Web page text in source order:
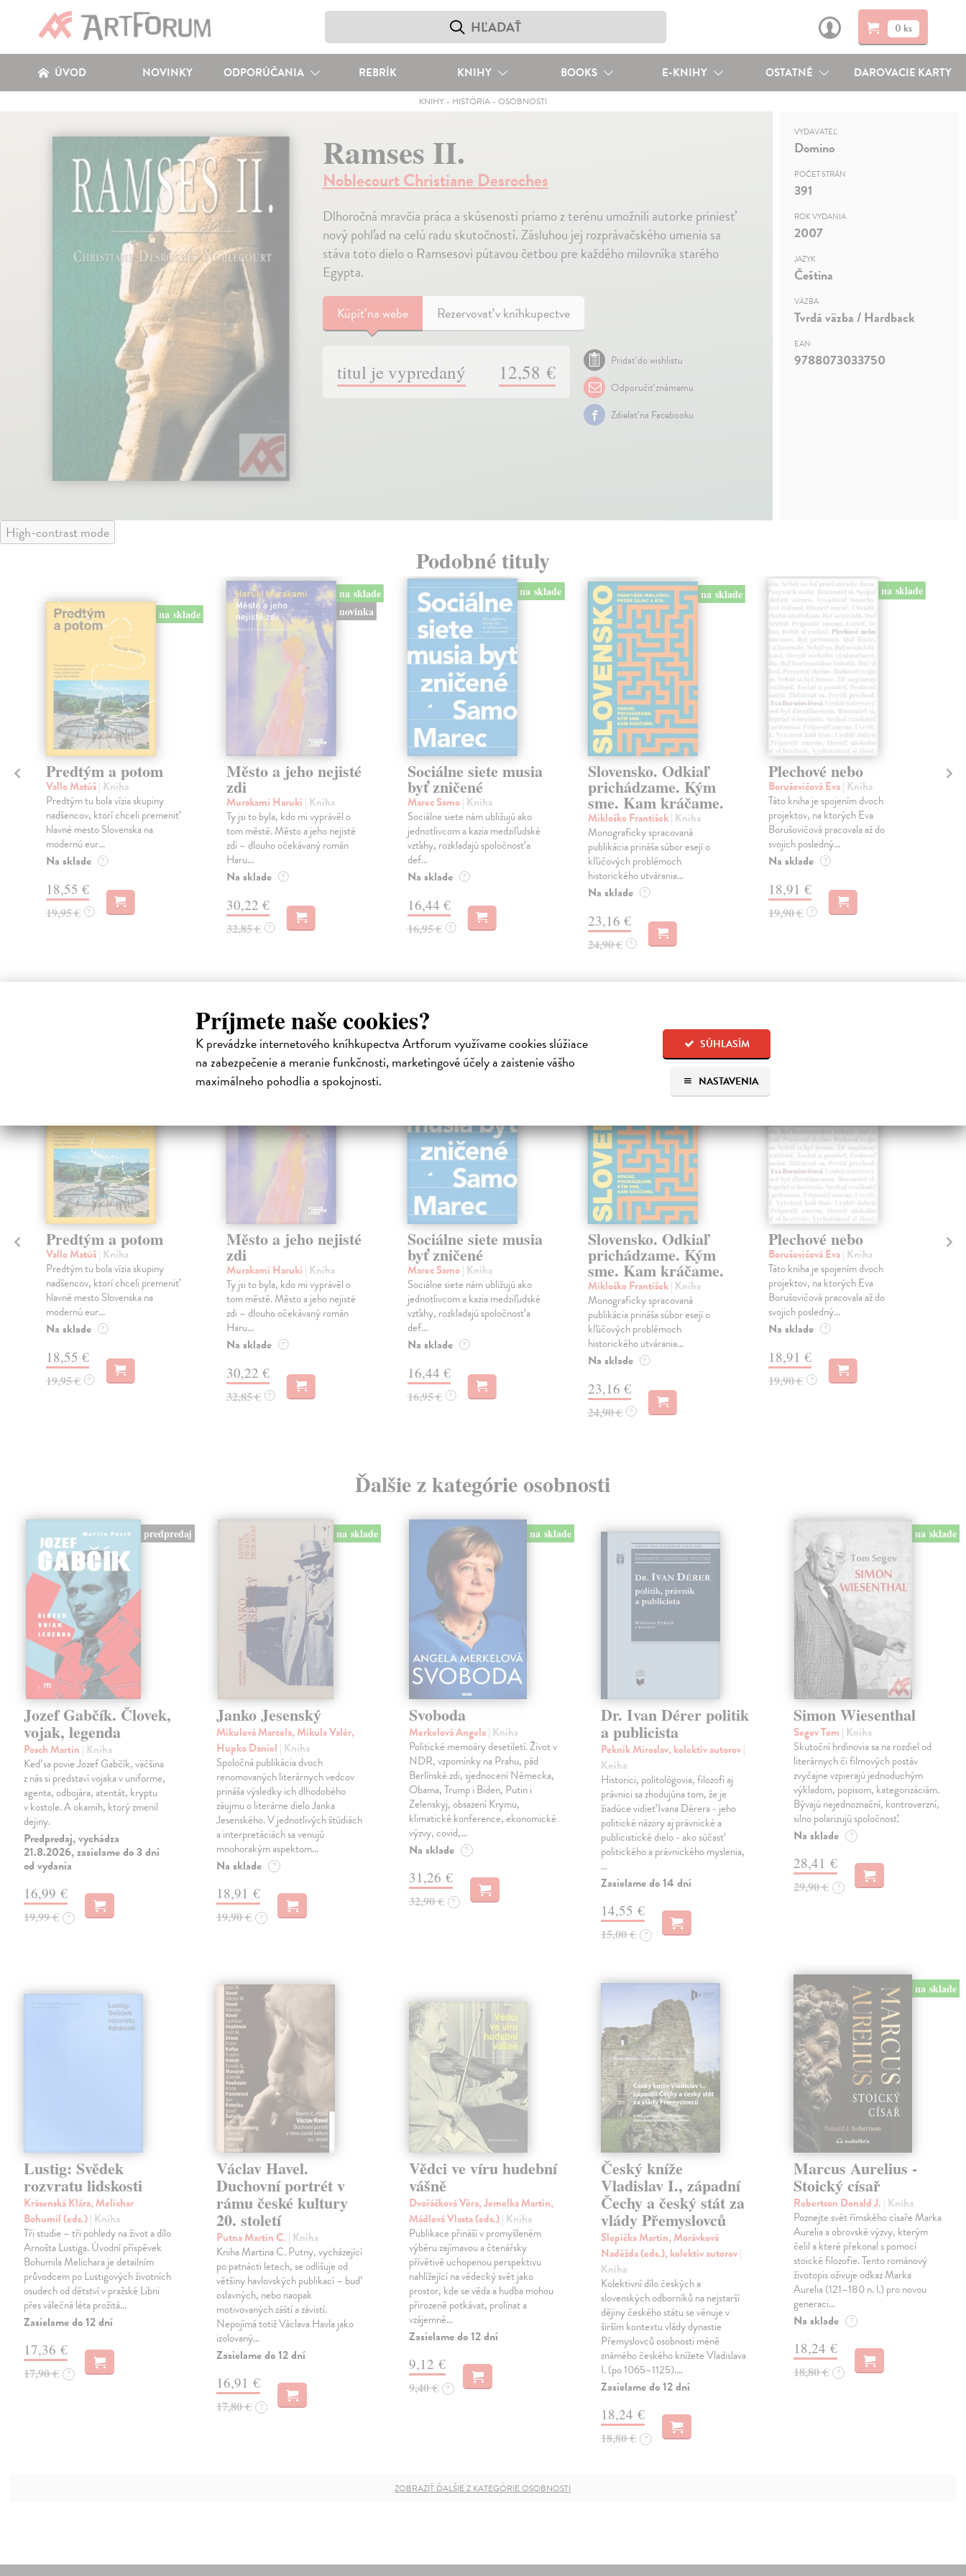
Príjmete naše cookies?
K prevádzke internetového kníhkupectva Artforum využívame cookies slúžiace
na zabezpečenie a meranie funkčnosti, marketingové účely a zaistenie vášho
maximálneho pohodlia a spokojnosti.
SÚHLASÍM
NASTAVENIA
0 ks
ÚVOD NOVINKY ODPORÚČANIA REBRÍK KNIHY BOOKS E-KNIHY OSTATNÉ DAROVACIE KARTY
KNIHY- HISTÓRIA- OSOBNOSTI
Ramses II.
Noblecourt Christiane Desroches
Dlhoročná mravčia práca a skúsenosti priamo z terénu umožnili autorke priniesť
nový pohľad na celú radu skutočností. Zásluhou jej rozprávačského umenia sa
stáva toto dielo o Ramsesovi pútavou četbou pre každého milovníka starého
Egypta.
Kúpiťna webe Rezervovať v kníhkupectve
titul je vypredaný 12,58 €
Pridať do wishlistu
Odporučiť známemu
Zdielať na Facebooku
VYDAVATEĽ
Domino
POČET STRÁN
391
ROK VYDANIA
2007
JAZYK
Čeština
VÄZBA
Tvrdá väzba / Hardback
EAN
9788073033750
High-contrast mode
Podobné tituly
na sklade
Predtým a potom
Vallo Matúš| Kniha
Predtým tu bola vízia skupiny
nadšencov, ktorí chceli premeniť
hlavné mesto Slovenska na
modernú eur...
Na sklade ?
18,55 €
19,95 € ?
na sklade
novinka
Město a jeho nejisté
zdi
Murakami Haruki | Kniha
Ty jsi to byla, kdo mi vyprávěl o
tom městě. Město a jeho nejisté
zdi – dlouho očekávaný román
Haru...
Na sklade ?
30,22 €
32,85 € ?
na sklade
Sociálne siete musia
byť zničené
Marec Samo| Kniha
Sociálne siete nám ubližujú ako
jednotlivcom a kazia medziľudské
vzťahy, rozkladajú spoločnosť a
def...
Na sklade ?
16,44 €
16,95 € ?
na sklade
Slovensko. Odkiaľ
prichádzame. Kým
sme. Kam kráčame.
Mikloško František| Kniha
Monograficky spracovaná
publikácia prináša súbor esejí o
kľúčových problémoch
historického utvárania...
Na sklade ?
23,16 €
24,90 € ?
na sklade
Plechové nebo
Borušovičová Eva| Kniha
Táto kniha je spojením dvoch
projektov, na ktorých Eva
Borušovičová pracovala až do
svojich posledný...
Na sklade ?
18,91 €
19,90 € ?
Čitatelia s podobným vkusom si kúpili aj:
na sklade
Predtým a potom
Vallo Matúš| Kniha
Predtým tu bola vízia skupiny
nadšencov, ktorí chceli premeniť
hlavné mesto Slovenska na
modernú eur...
Na sklade ?
18,55 €
19,95 € ?
na sklade
novinka
Město a jeho nejisté
zdi
Murakami Haruki | Kniha
Ty jsi to byla, kdo mi vyprávěl o
tom městě. Město a jeho nejisté
zdi – dlouho očekávaný román
Haru...
Na sklade ?
30,22 €
32,85 € ?
na sklade
Sociálne siete musia
byť zničené
Marec Samo| Kniha
Sociálne siete nám ubližujú ako
jednotlivcom a kazia medziľudské
vzťahy, rozkladajú spoločnosť a
def...
Na sklade ?
16,44 €
16,95 € ?
na sklade
Slovensko. Odkiaľ
prichádzame. Kým
sme. Kam kráčame.
Mikloško František| Kniha
Monograficky spracovaná
publikácia prináša súbor esejí o
kľúčových problémoch
historického utvárania...
Na sklade ?
23,16 €
24,90 € ?
Plechové nebo
Borušovičová Eva| Kniha
Táto kniha je spojením dvoch
projektov, na ktorých Eva
Borušovičová pracovala až do
svojich posledný...
Na sklade ?
18,91 €
19,90 € ?
Ďalšie z kategórie osobnosti
predpredaj
Jozef Gabčík. Človek,
vojak, legenda
Posch Martin | Kniha
Keď sa povie Jozef Gabčík, väčšina
z nás si predstaví vojaka v uniforme,
agenta, odbojára, atentát, kryptu
v kostole. A okamih, ktorý zmenil
dejiny.
Predpredaj, vychádza
21.8.2026, zasielame do 3 dní
od vydania
16,99 €
19,99 € ?
na sklade
Janko Jesenský
Mikulová Marcela, Mikula Valér,
Hupko Daniel | Kniha
Spoločná publikácia dvoch
renomovaných literárnych vedcov
prináša výsledky ich dlhodobého
záujmu o literárne dielo Janka
Jesenského. V jednotlivých štúdiách
a interpretáciách sa venujú
mnohorakým aspektom…
Na sklade ?
18,91 €
19,90 € ?
na sklade
Svoboda
Merkelová Angela| Kniha
Politické memoáry desetiletí. Život v
NDR, vzpomínky na Prahu, pád
Berlínské zdi, sjednocení Německa,
Obama, Trump i Biden, Putin i
Zelenskyj, obsazení Krymu,
klimatické konference, ekonomické
výzvy, covid,…
Na sklade ?
31,26 €
32,90 € ?
Dr. Ivan Dérer politik
a publicista
Pekník Miroslav, kolektív autorov|
Kniha
Historici, politológovia, filozofi aj
právnici sa zhodujúna tom, že je
žiadúce vidieť Ivana Dérera - jeho
politické názory aj právnické a
publicistické dielo - ako súčasť
politického a právnického myslenia,
…
Zasielame do 14 dní
14,55 €
15,00 € ?
na sklade
Simon Wiesenthal
Segev Tom | Kniha
Skutoční hrdinovia sa na rozdiel od
literárnych či filmových postáv
zvyčajne vzpierajú jednoduchým
výkladom, popisom, kategorizáciám.
Bývajú nejednoznační, kontroverzní,
silno polarizujú spoločnosť.
Na sklade ?
28,41 €
29,90 € ?
Lustig: Svědek
rozvratu lidskosti
Krásenská Klára, Melichar
Bohumil (eds.)| Kniha
Tři studie – tři pohledy na život a dílo
Arnošta Lustiga. Úvodní příspěvek
Bohumila Melichara je detailním
průvodcem po Lustigových životních
osudech od dětství v pražské Libni
přes válečná léta prožitá…
Zasielame do 12 dní
17,36 €
17,90 € ?
Václav Havel.
Duchovní portrét v
rámu české kultury
20. století
Putna Martin C. | Kniha
Kniha Martina C. Putny, vycházející
po patnácti letech, se odlišuje od
většiny havlovských publikací – buď
oslavných, nebo naopak
motivovaných záští a závistí.
Nepojímá totiž Václava Havla jako
izolovaný…
Zasielame do 12 dní
16,91 €
17,80 € ?
Vědci ve víru hudební
vášně
Dvořáčková Věra, Jemelka Martin,
Mádlová Vlasta (eds.)| Kniha
Publikace přináší v promyšleném
výběru zajímavou a čtenářsky
přívětivě uchopenou perspektivu
nahlížející na vědecký svět jako
prostor, kde se věda a hudba mohou
přirozeně potkávat, prolínat a
vzájemně…
Zasielame do 12 dní
9,12 €
9,40 € ?
Český kníže
Vladislav I., západní
Čechy a český stát za
vlády Přemyslovců
Slepička Martin, Morávková
Naděžda (eds.), kolektív autorov|
Kniha
Kolektivní dílo českých a
slovenských odborníků na nejstarší
dějiny českého státu se věnuje v
širším kontextu vlády dynastie
Přemyslovců osobnosti méně
známého českého knížete Vladislava
I. (po 1065–1125).…
Zasielame do 12 dní
18,24 €
18,80 € ?
na sklade
Marcus Aurelius -
Stoický císař
Robertson Donald J. | Kniha
Poznejte svět římského císaře Marka
Aurelia a obrovské výzvy, kterým
čelil a které překonal s pomocí
stoické filozofie. Tento románový
životopis oživuje odkaz Marka
Aurelia (121–180 n. l.) pro novou
generaci…
Na sklade ?
18,24 €
18,80 € ?
ZOBRAZIŤ ĎALŠIE Z KATEGÓRIE OSOBNOSTI